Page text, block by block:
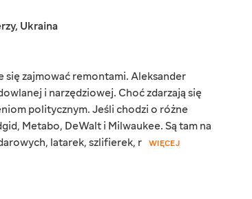
, Ukraina
się zajmować remontami. Aleksander
i narzędziowej. Choć zdarzają się
politycznym. Jeśli chodzi o różne
Metabo, DeWalt i Milwaukee. Są tam na
latarek, szlifierek, r
WIĘCEJ